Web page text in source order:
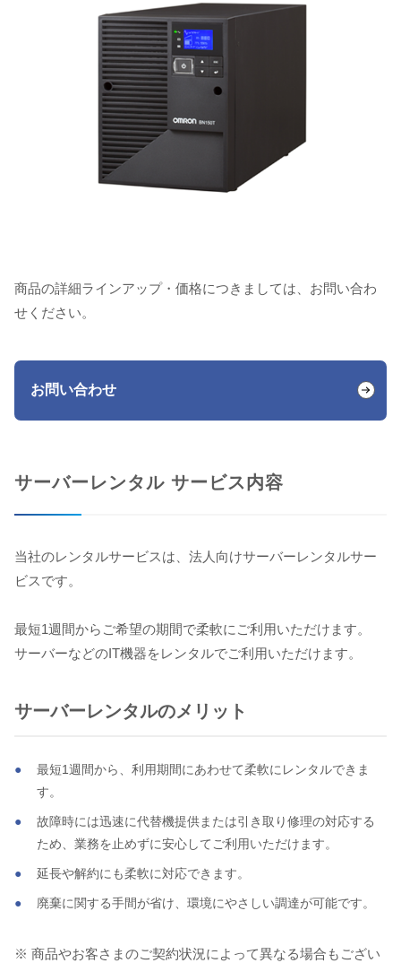
商品の詳細ラインアップ・価格につきましては、お問い合わ
せください。
お問い合わせ
サーバーレンタル サービス内容
当社のレンタルサービスは、法人向けサーバーレンタルサー
ビスです。
最短1週間からご希望の期間で柔軟にご利用いただけます。
サーバーなどのIT機器をレンタルでご利用いただけます。
サーバーレンタルのメリット
最短1週間から、利用期間にあわせて柔軟にレンタルできま
す。
故障時には迅速に代替機提供または引き取り修理の対応する
ため、業務を止めずに安心してご利用いただけます。
延長や解約にも柔軟に対応できます。
廃棄に関する手間が省け、環境にやさしい調達が可能です。
※ 商品やお客さまのご契約状況によって異なる場合もござい